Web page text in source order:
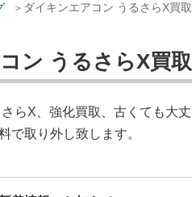
ダイキンエアコン うるさらX買
ン うるさらX買
らX、強化買取、古くても大
で取り外し致します。